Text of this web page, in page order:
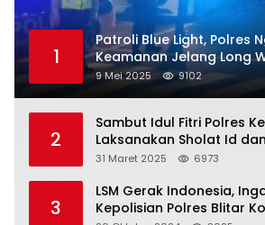
1
Patroli Blue Light, Polres
Keamanan Jelang Long
9 Mei 2025 9102
2
Sambut Idul Fitri Polres
Laksanakan Sholat Id
Halalbihalal
31 Maret 2025 6973
3
LSM Gerak Indonesia,
Kepolisian Polres Blitar